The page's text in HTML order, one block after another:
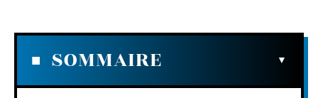
SOMMAIRE